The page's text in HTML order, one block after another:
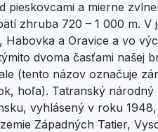
pieskovcami a mierne
zhruba 720 – 1 000 m. V
Habovka a Oravice a vo
dvoma časťami našej
(tento názov označuje
hoľa). Tatranský
vyhlásený v roku
Západných Tatier,